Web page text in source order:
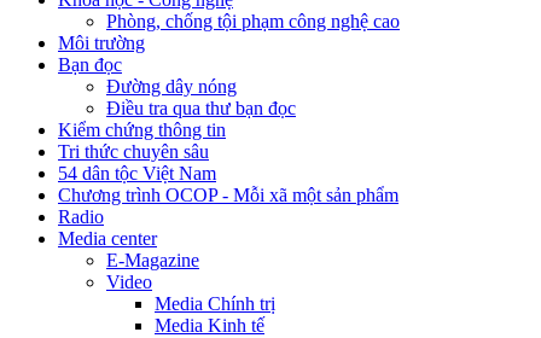
Phòng, chống tội phạm công nghệ cao
Môi trường
Bạn đọc
Đường dây nóng
Điều tra qua thư bạn đọc
Kiểm chứng thông tin
Tri thức chuyên sâu
54 dân tộc Việt Nam
Chương trình OCOP - Mỗi xã một sản phẩm
Radio
Media center
E-Magazine
Video
Media Chính trị
Media Kinh tế